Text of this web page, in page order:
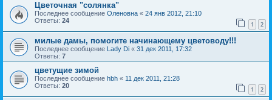
Цветочная "солянка"
Последнее сообщение Оленовна « 24 янв 2012, 21:10
Ответы: 24 1 2
милые дамы, помогите начинающему цветоводу!!!
Последнее сообщение Lady Di « 31 дек 2011, 17:32
Ответы: 7
цветущие зимой
Последнее сообщение hbh « 11 дек 2011, 21:28
Ответы: 20 1 2